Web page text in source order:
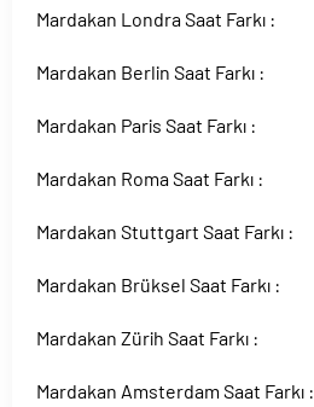
Mardakan Londra Saat Farkı :
Mardakan Berlin Saat Farkı :
Mardakan Paris Saat Farkı :
Mardakan Roma Saat Farkı :
Mardakan Stuttgart Saat Farkı :
Mardakan Brüksel Saat Farkı :
Mardakan Zürih Saat Farkı :
Mardakan Amsterdam Saat Farkı :